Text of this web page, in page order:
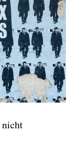
nicht